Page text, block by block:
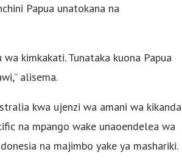
Papua unatokana na
kimkakati. Tunataka kuona Papua
alisema.
kwa ujenzi wa amani wa kikanda
na mpango wake unaoendelea wa
na majimbo yake ya mashariki.